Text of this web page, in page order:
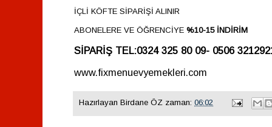
İÇLİ KÖFTE SİPARİŞİ ALINIR
ABONELERE VE ÖĞRENCİYE %10-15 İNDİRİM
SİPARİŞ TEL:0324 325 80 09- 0506
www.fixmenuevyemekleri.com
Hazırlayan Birdane ÖZ zaman: 06:02